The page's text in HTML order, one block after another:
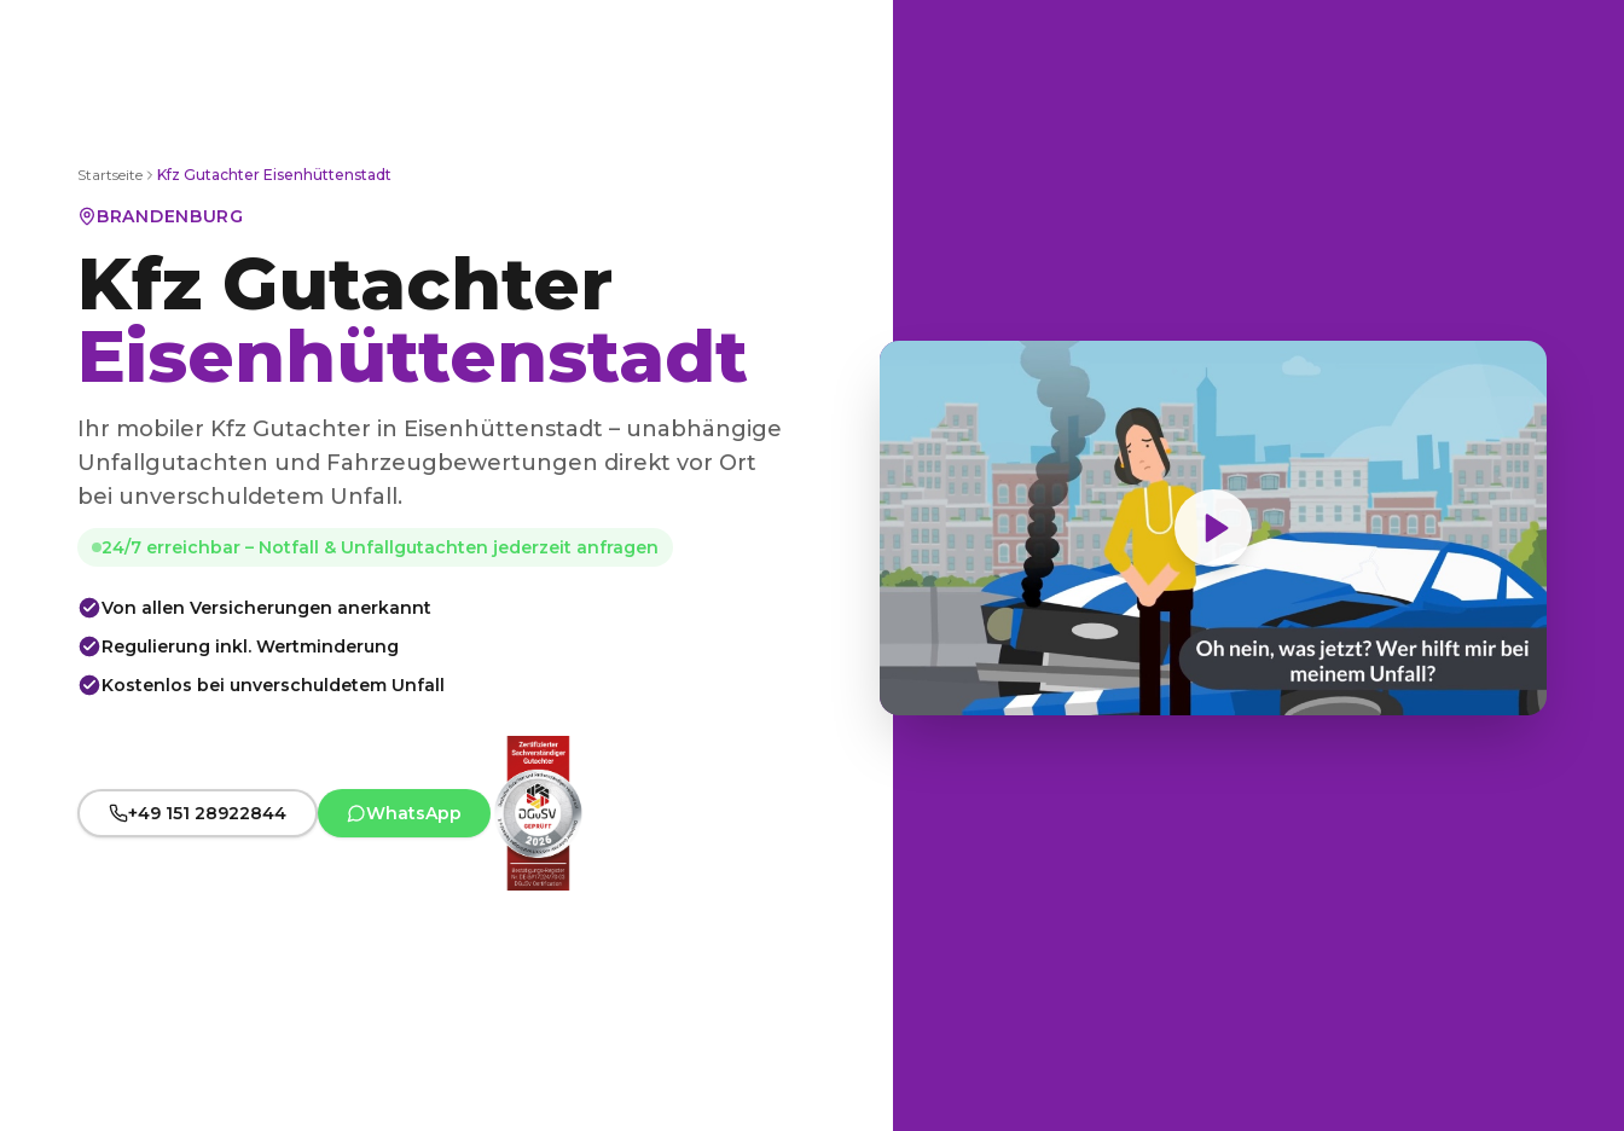
Startseite Kfz Gutachter Eisenhüttenstadt
BRANDENBURG
Kfz Gutachter
Eisenhüttenstadt
Ihr mobiler Kfz Gutachter in Eisenhüttenstadt – unabhängige
Unfallgutachten und Fahrzeugbewertungen direkt vor Ort
bei unverschuldetem Unfall.
24/7 erreichbar – Notfall & Unfallgutachten jederzeit anfragen
Von allen Versicherungen anerkannt
Regulierung inkl. Wertminderung
Kostenlos bei unverschuldetem Unfall
+49 151 28922844 WhatsApp